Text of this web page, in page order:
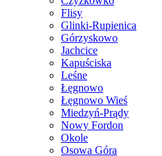
Flisy
Glinki-Rupienica
Górzyskowo
Jachcice
Kapuściska
Leśne
Łęgnowo
Łęgnowo Wieś
Miedzyń-Prądy
Nowy Fordon
Okole
Osowa Góra